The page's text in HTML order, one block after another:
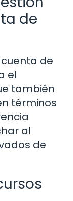
de
de
el
también
términos
al
de